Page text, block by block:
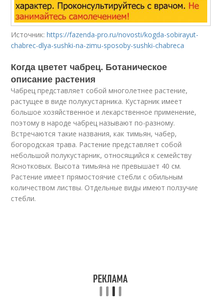
Источник:https://fazenda-pro.ru/novosti/kogda-sobirayut-
chabrec-dlya-sushki-na-zimu-sposoby-sushki-chabreca
Когда цветет чабрец. Ботаническое
описание растения
Чабрец представляет собой многолетнее растение,
растущее в виде полукустарника. Кустарник имеет
большое хозяйственное и лекарственное применение,
поэтому в народе чабрец называют по-разному.
Встречаются такие названия, как тимьян, чабер,
богородская трава. Растение представляет собой
небольшой полукустарник, относящийся к семейству
Яснотковых. Высота тимьяна не превышает 40 см.
Растение имеет прямостоячие стебли с обильным
количеством листвы. Отдельные виды имеют ползучие
стебли.